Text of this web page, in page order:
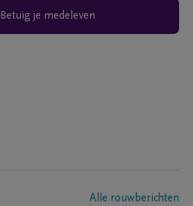
Betuig je medeleven
Alle rouwberichten